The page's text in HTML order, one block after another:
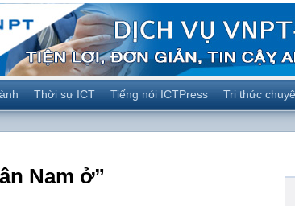
Thời sự ICT Tiếng nói ICTPress Tri thức
Nam ở”